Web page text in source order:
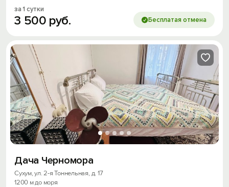
за 1 сутки
3 500 руб. Бесплатая отмена
Дача Черномора
Сухум, ул. 2-я Тоннельная, д. 17
1200 м до моря